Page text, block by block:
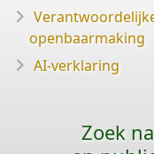
openbaarmaking
AI-verklaring
Zoek